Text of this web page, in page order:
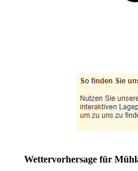
Wettervorhersage für